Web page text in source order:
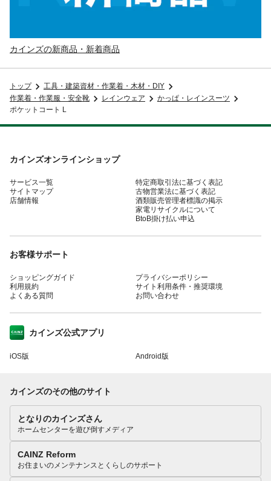
カインズの新商品・新着商品
トップ
工具・建築資材・作業着・木材・DIY
作業着・作業服・安全靴
レインウェア
かっぱ・レインスーツ
ポケットコート L
カインズオンラインショップ
サービス一覧
サイトマップ
店舗情報
特定商取引法に基づく表記
古物営業法に基づく表記
酒類販売管理者標識の掲示
家電リサイクルについて
BtoB掛け払い申込
お客様サポート
ショッピングガイド
利用規約
よくある質問
プライバシーポリシー
サイト利用条件・推奨環境
お問い合わせ
カインズ公式アプリ
iOS版 Android版
カインズのその他のサイト
となりのカインズさん
ホームセンターを遊び倒すメディア
CAINZ Reform
お住まいのメンテナンスとくらしのサポート